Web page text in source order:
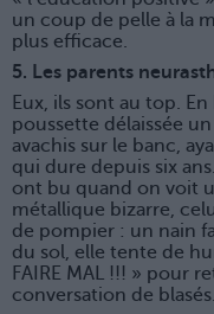
un coup de pelle à la
plus efficace.
5. Les parents
Eux, ils sont au top.
poussette délaissée
avachis sur le banc,
qui dure depuis six
ont bu quand on voit
métallique bizarre,
de pompier : un nain
du sol, elle tente de
FAIRE MAL !!! » pour
conversation de blasés.